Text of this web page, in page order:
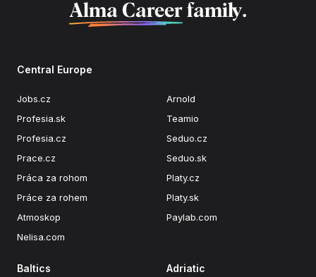
Alma Career family.
Central Europe
Jobs.cz
Profesia.sk
Profesia.cz
Prace.cz
Práca za rohom
Práce za rohem
Atmoskop
Nelisa.com
Arnold
Teamio
Seduo.cz
Seduo.sk
Platy.cz
Platy.sk
Paylab.com
Baltics Adriatic